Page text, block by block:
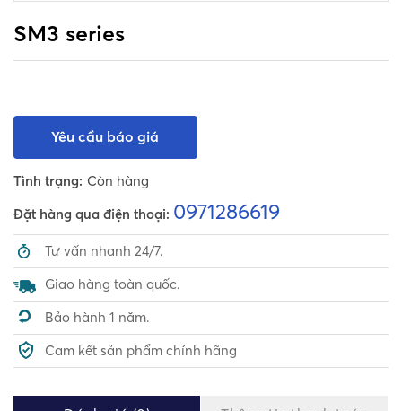
SM3 series
Yêu cầu báo giá
Tình trạng: Còn hàng
Đặt hàng qua điện thoại: 0971286619
Tư vấn nhanh 24/7.
Giao hàng toàn quốc.
Bảo hành 1 năm.
Cam kết sản phẩm chính hãng